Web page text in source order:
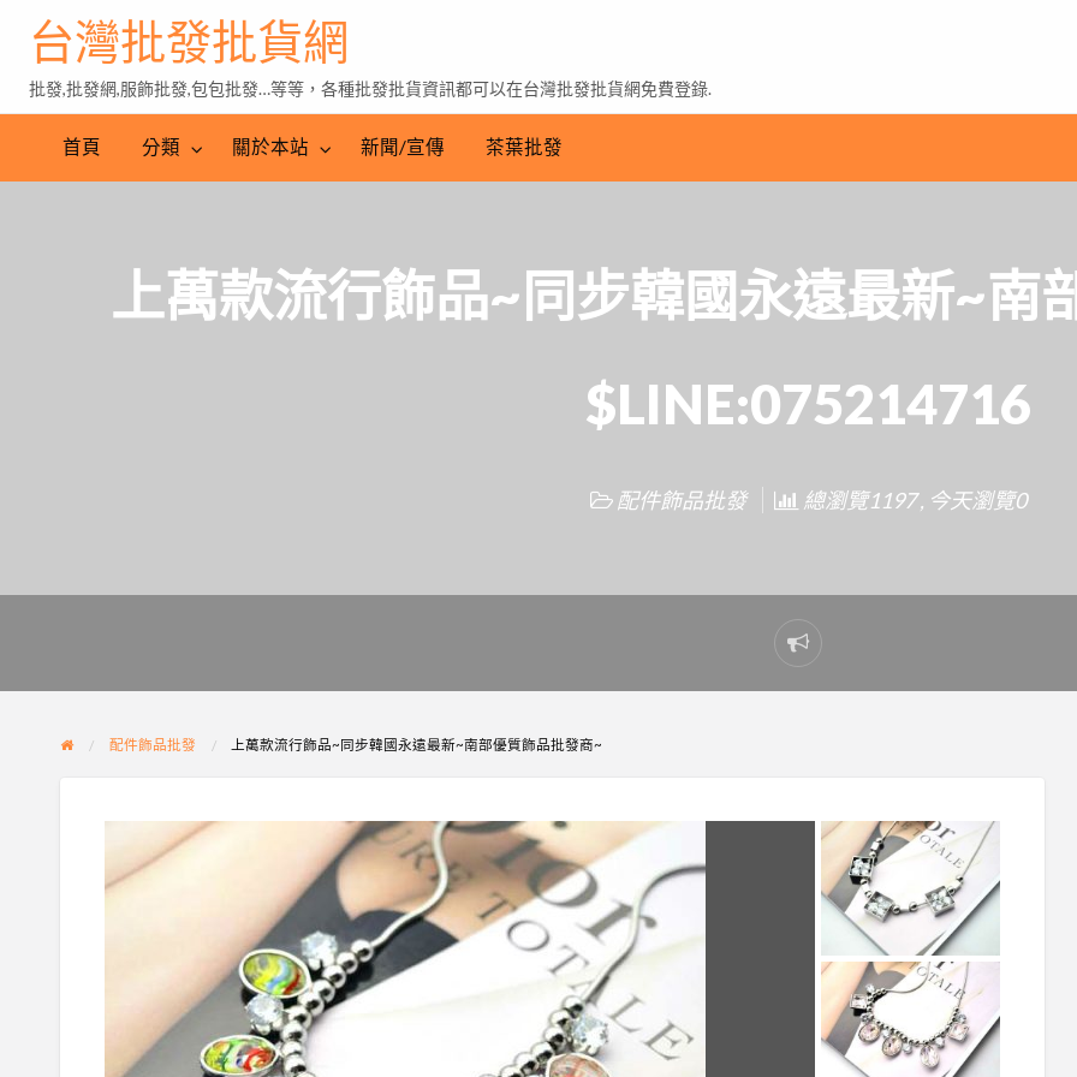
茶
發
台灣批發批貨網
批發,批發網,服飾批發,包包批發…等等，各種批發批貨資訊都可以在台灣批發批貨網免費登錄.
首頁 分類 關於本站 新聞/宣傳 茶葉批發
上萬款流行飾品~同步韓國永遠最新~南
$LINE:075214716
配件飾品批發 總瀏覽1197 , 今天瀏覽0
Report
problem
配件飾品批發 上萬款流行飾品~同步韓國永遠最新~南部優質飾品批發商~